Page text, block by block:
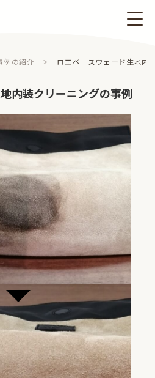
例の紹介 ロエベ スウェード生地内
内装クリーニングの事例